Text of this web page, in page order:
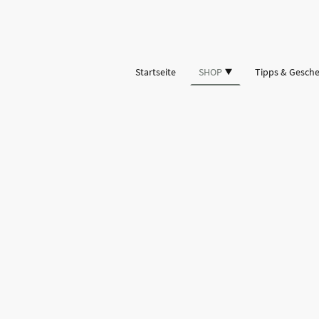
Startseite SHOP Tipps &